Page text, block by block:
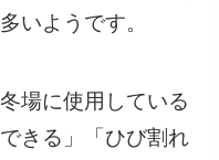
いようです。
場に使用している
きる」「ひび割れ